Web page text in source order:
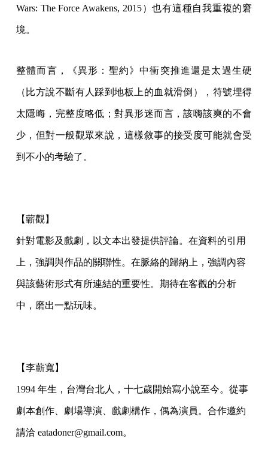
Wars: The Force Awakens, 2015）也有這種自我重複的窘
境。
整體而言，《異形：聖約》中衝突推進還是太過生硬
（比方說不斷有人踩到地板上的血就滑倒），符號埋得
太隱晦，完整度略低；對異形迷而言，該嗨該爽的不會
少，但對一般觀眾來說，這樣敘事的接受度可能就會受
到不小的考驗了。
【蘄觀】
針對電影及戲劇，以文本出發提供評論。在資料的引用
上，強調與作品的關聯性。在脈絡的歸納上，強調內容
與該藝術形式有所連結的重要性。期待在客觀的分析
中，磨出一點玩味。
【李蘄寬】
1994 年生，台灣台北人，十七歲開始寫小說至今。從事
劇本創作、劇場導演、戲劇構作，偶為演員。合作邀約
請洽 eatadoner@gmail.com。